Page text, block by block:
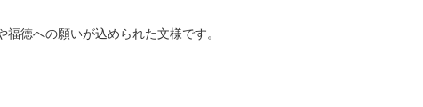
徳への願いが込められた文様です。